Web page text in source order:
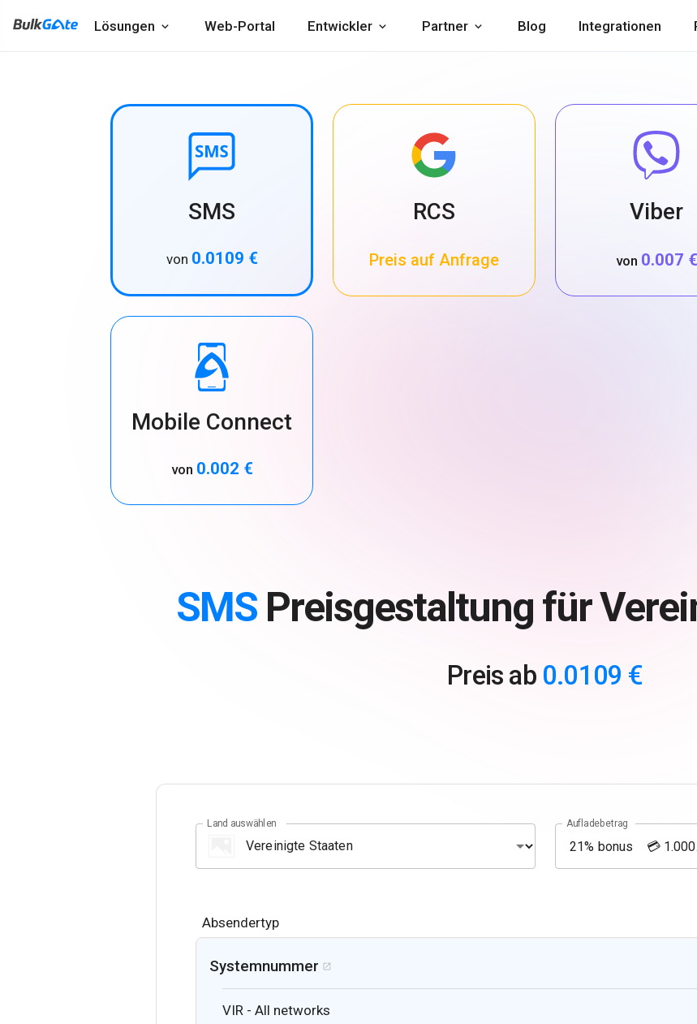
Lösungen Web-Portal Entwickler Partner Blog Integrationen
SMS
von 0.0109 €
RCS
Preis auf Anfrage
Viber
von 0.007 €
Mobile Connect
von 0.002 €
SMSPreisgestaltung für
Preis ab 0.0109 €
Land auswählen Aufladebetrag
Absendertyp
Systemnummer 
VIR - All networks